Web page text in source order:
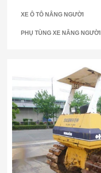
XE Ô TÔ NÂNG NGƯỜI
PHỤ TÙNG XE NÂNG NGƯỜI